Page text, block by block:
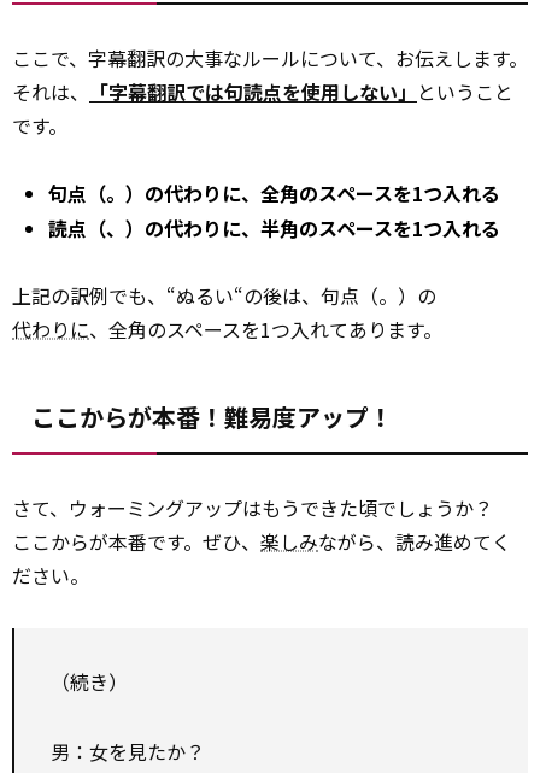
ここで、字幕翻訳の大事なルールについて、お伝えします。
それは、
「字幕翻訳では句読点を使用しない」 ということ
です。
句点（。）の代わりに、全角のスペースを1つ入れる
読点（、）の代わりに、半角のスペースを1つ入れる
上記の訳例でも、“ぬるい“の後は、句点（。）の
代わりに、全角のスペースを1つ入れてあります。
ここからが本番！難易度アップ！
さて、ウォーミングアップはもうできた頃でしょうか？
ここからが本番です。ぜひ、 楽しみながら、読み進めてく
ださい。
（続き）
男：女を見たか？